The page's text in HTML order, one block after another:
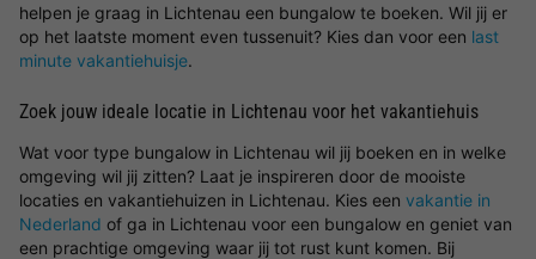
helpen je graag in Lichtenau een bungalow te boeken. Wil jij er
op het laatste moment even tussenuit? Kies dan voor een last
minute vakantiehuisje.
Zoek jouw ideale locatie in Lichtenau voor het vakantiehuis
Wat voor type bungalow in Lichtenau wil jij boeken en in welke
omgeving wil jij zitten? Laat je inspireren door de mooiste
locaties en vakantiehuizen in Lichtenau. Kies een vakantie in
Nederland of ga in Lichtenau voor een bungalow en geniet van
een prachtige omgeving waar jij tot rust kunt komen. Bij